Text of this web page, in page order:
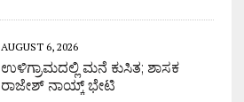
AUGUST 6, 2026
ಉಳಿಗ್ರಾಮದಲ್ಲಿ ಮನೆ ಕುಸಿತ; ಶಾಸಕ
ರಾಜೇಶ್ ನಾಯ್ಕ್ ಭೇಟಿ